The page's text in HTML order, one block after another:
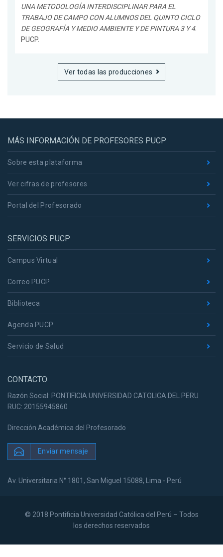
UNA METODOLOGÍA INTERDISCIPLINAR PARA EL
TRABAJO DE CAMPO CON ALUMNOS DEL QUINTO CICLO
DE GEOGRAFÍA Y MEDIO AMBIENTE Y DE PINTURA 3 Y 4.
PUCP.
Ver todas las producciones
MÁS INFORMACIÓN DE PROFESORES PUCP
Sobre esta plataforma
Ver cifras de profesores
Portal del Profesorado
SERVICIOS PUCP
Campus Virtual
Correo PUCP
Biblioteca
Agenda PUCP
Servicio de Salud
CONTACTO
Razón Social: PONTIFICIA UNIVERSIDAD CATOLICA DEL PERU
RUC: 20155945860
Dirección Académica del Profesorado
Enviar mensaje
Av. Universitaria N° 1801, San Miguel 15088, Lima - Perú
© 2018 Pontificia Universidad Católica del Perú – Todos
los derechos reservados